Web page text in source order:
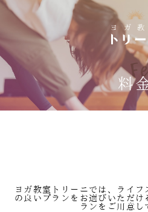
料
ヨガ教室トリーニでは、ライ
の良いプランをお選びいただけ
ランをご用意し